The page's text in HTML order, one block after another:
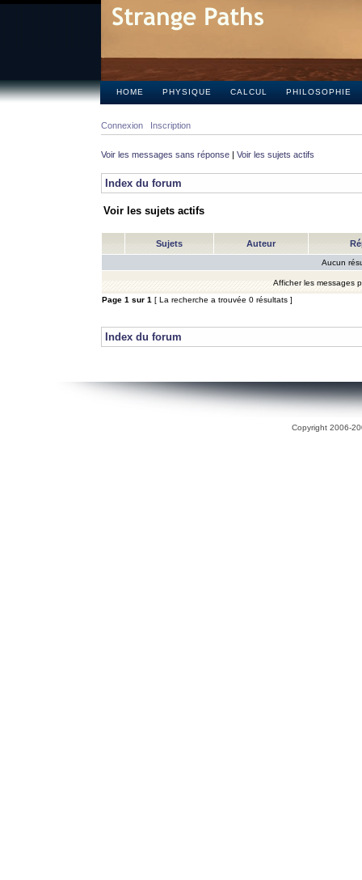
HOME PHYSIQUE CALCUL PHILOSOPHIE
Connexion Inscription
Voir les messages sans réponse | Voir les sujets actifs
Index du forum
Voir les sujets actifs
Sujets Auteur
Aucun
Afficher les messages
Page 1 sur 1 [ La recherche a trouvée 0 résultats ]
Index du forum
Copyright 2006-